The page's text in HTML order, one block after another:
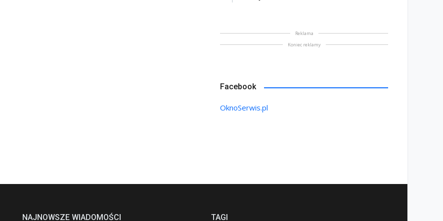
Reklama
Koniec reklamy
Facebook
OknoSerwis.pl
NAJNOWSZE WIADOMOŚCI TAGI